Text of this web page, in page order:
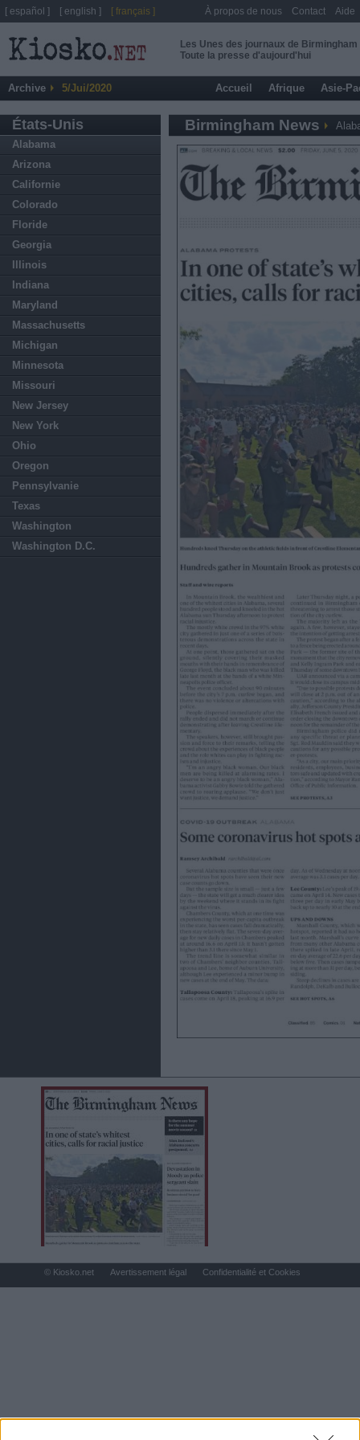
Les Unes des journaux de Birmingham
Toute la presse d'aujourd'hui
Archive 5/Jui/2020 Accueil Afrique Asie-
États-Unis
Alabama
Arizona
Californie
Colorado
Floride
Georgia
Illinois
Indiana
Maryland
Massachusetts
Michigan
Minnesota
Missouri
New Jersey
New York
Ohio
Oregon
Pennsylvanie
Texas
Washington
Washington D.C.
Birmingham News
[ español ] [ english ] [ français ] À propos de nous Contact Aide
© Kiosko.net Avertissement légal Confidentialité et Cookies